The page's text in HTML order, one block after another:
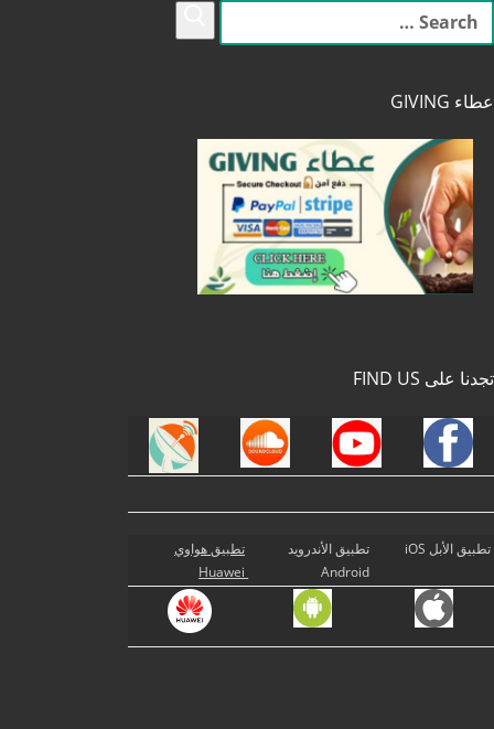
البحث
عن:
عطاء GIVING
تجدنا على FIND US
تطبيق الأبل iOS
تطبيق الأندرويد
Android
تطبيق هواوي